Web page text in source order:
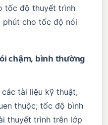
tốc độ thuyết trình
phút cho tốc độ nói
chậm, bình thường
tài liệu kỹ thuật,
thuộc; tốc độ bình
thuyết trình trên lớp